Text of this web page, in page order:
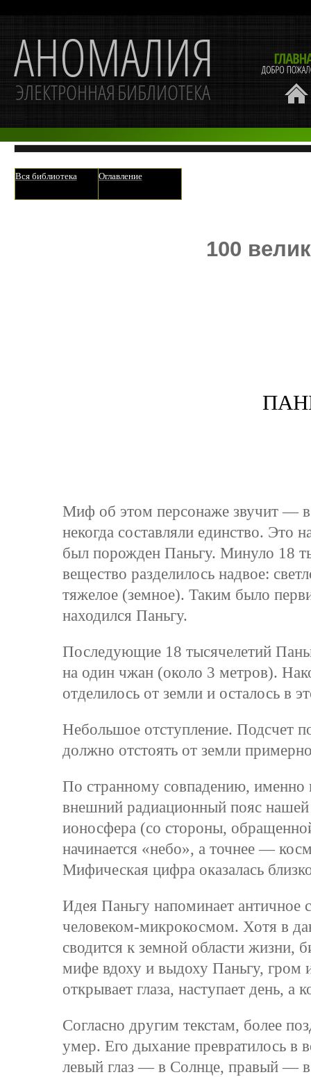
Вся библиотека Оглавление
100
Миф об этом персонаже звучит —
некогда составляли единство. Это
был порожден Паньгу. Минуло 18
вещество разделилось надвое:
тяжелое (земное). Таким было
находился Паньгу.
Последующие 18 тысячелетий
на один чжан (около 3 метров).
отделилось от земли и осталось в
Небольшое отступление. Подсчет
должно отстоять от земли
По странному совпадению, именно
внешний радиационный пояс
ионосфера (со стороны,
начинается «небо», а точнее —
Мифическая цифра оказалась
Идея Паньгу напоминает античное
человеком-микрокосмом. Хотя в
сводится к земной области жизни,
мифе вдоху и выдоху Паньгу,
открывает глаза, наступает день, а
Согласно другим текстам, более
умер. Его дыхание превратилось в
левый глаз — в Солнце, правый —